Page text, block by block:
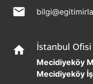
mail
home İstanbul Ofisi
Mecidiyeköy
Mecidiyeköy